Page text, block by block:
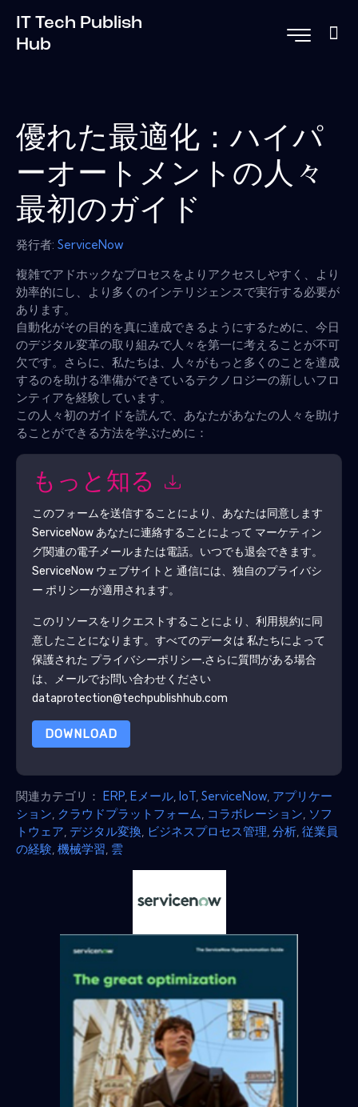
IT Tech Publish
Hub
優れた最適化：ハイパ
ーオートメントの人々
最初のガイド
発行者: ServiceNow
複雑でアドホックなプロセスをよりアクセスしやすく、より
効率的にし、より多くのインテリジェンスで実行する必要が
あります。
自動化がその目的を真に達成できるようにするために、今日
のデジタル変革の取り組みで人々を第一に考えることが不可
欠です。さらに、私たちは、人々がもっと多くのことを達成
するのを助ける準備ができているテクノロジーの新しいフロ
ンティアを経験しています。
この人々初のガイドを読んで、あなたがあなたの人々を助け
ることができる方法を学ぶために：
もっと知る
このフォームを送信することにより、あなたは同意します
ServiceNowあなたに連絡することによって マーケティン
グ関連の電子メールまたは電話。いつでも退会できます。
ServiceNowウェブサイトと 通信には、独自のプライバシ
ー ポリシーが適用されます。
このリソースをリクエストすることにより、利用規約に同
意したことになります。すべてのデータは 私たちによって
保護された プライバシーポリシー.さらに質問がある場合
は、メールでお問い合わせください
dataprotection@techpublishhub.com
DOWNLOAD
関連カテゴリ： ERP Eメール IoT ServiceNow アプリケー
ション クラウドプラットフォーム コラボレーション ソフ
トウェア デジタル変換 ビジネスプロセス管理 分析 従業員
の経験 機械学習 雲